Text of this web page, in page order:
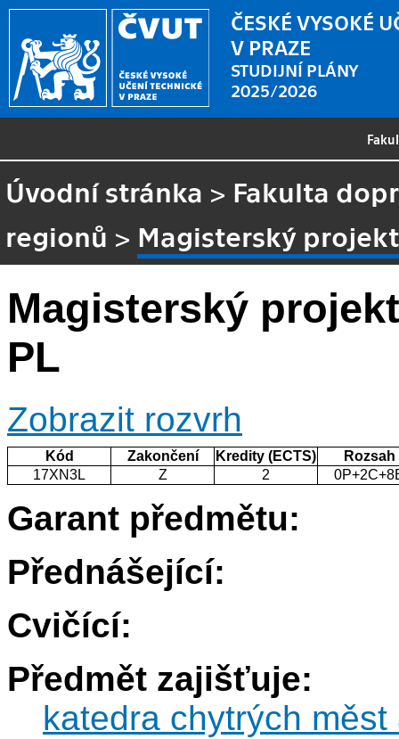
ČESKÉ VYSOKÉ
V PRAZE
STUDIJNÍ PLÁNY
2025/2026
Úvodní stránka > Fakulta
regionů > Magisterský
Magisterský
PL
Zobrazit rozvrh
Kód Zakončení Kredity (ECTS)
Rozsah
17XN3L
Z 2
Garant předmětu:
Přednášející:
Cvičící:
Předmět zajišťuje:
katedra chytrých měst